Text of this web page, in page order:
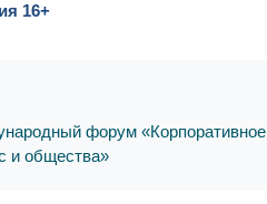
16+
форум «Корпоративное
и общества»